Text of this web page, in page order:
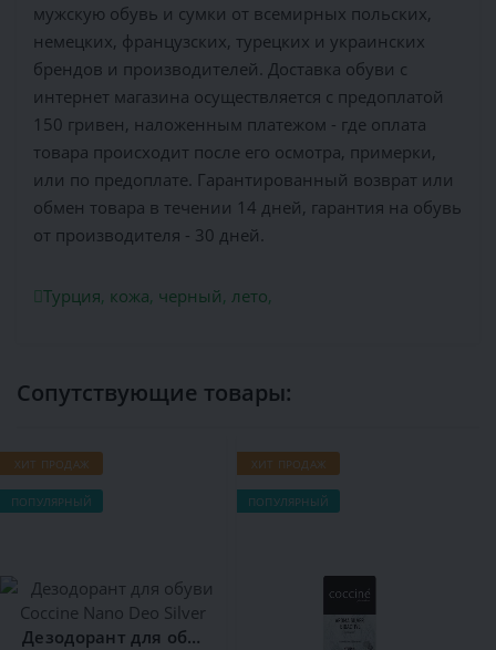
мужскую обувь и сумки от всемирных польских,
немецких, французских, турецких и украинских
брендов и производителей. Доставка обуви с
интернет магазина осуществляется c предоплатой
150 гривен, наложенным платежом - где оплата
товара происходит после его осмотра, примерки,
или по предоплате. Гарантированный возврат или
обмен товара в течении 14 дней, гарантия на обувь
от производителя - 30 дней.
Турция, кожа, черный, лето,
Сопутствующие товары:
ХИТ ПРОДАЖ
ПОПУЛЯРНЫЙ
Дезодорант для обуви Сoccine Nano Deo Silver
ХИТ ПРОДАЖ
ПОПУЛЯРНЫЙ